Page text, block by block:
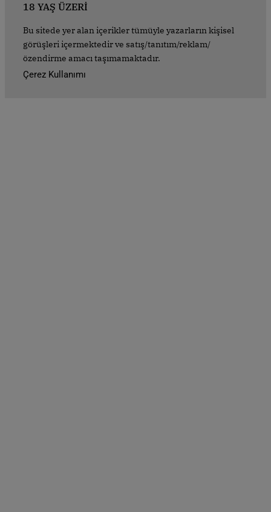
18 YAŞ ÜZERİ
Bu sitede yer alan içerikler tümüyle yazarların kişisel
görüşleri içermektedir ve satış/tanıtım/reklam/
özendirme amacı taşımamaktadır.
Çerez Kullanımı